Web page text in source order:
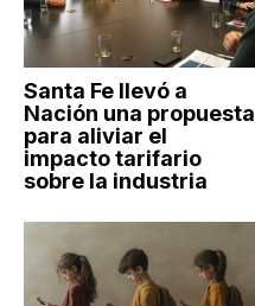
Santa Fe llevó a
Nación una propuesta
para aliviar el
impacto tarifario
sobre la industria